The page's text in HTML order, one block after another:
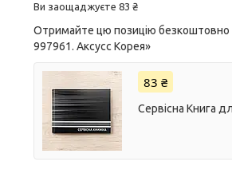
Ви заощаджуєте 83 ₴
Отримайте цю позицію безкоштовно
997961. Аксусс Корея»
83 ₴
Сервісна Книга